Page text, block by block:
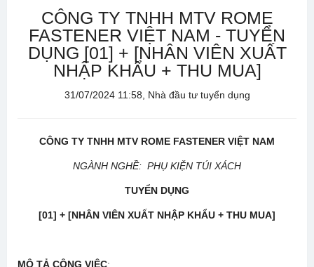
CÔNG TY TNHH MTV ROME
FASTENER VIỆT NAM - TUYỂN
DỤNG [01] + [NHÂN VIÊN XUẤT
NHẬP KHẨU + THU MUA]
31/07/2024 11:58, Nhà đầu tư tuyển dụng
CÔNG TY TNHH MTV ROME FASTENER VIỆT NAM
NGÀNH NGHỀ: PHỤ KIỆN TÚI XÁCH
TUYỂN DỤNG
[01] + [NHÂN VIÊN XUẤT NHẬP KHẨU + THU MUA]
MÔ TẢ CÔNG VIỆC: